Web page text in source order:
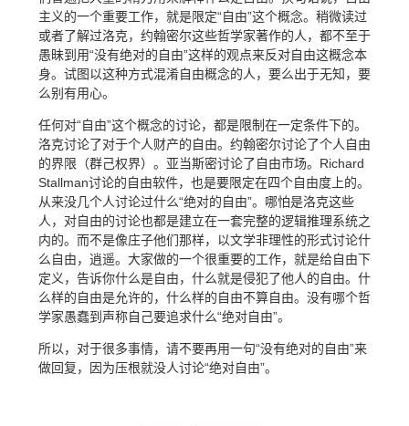
主义的一个重要工作，就是限定“自由”这个概念。稍微读过
或者了解过洛克，约翰密尔这些哲学家著作的人，都不至于
愚昧到用“没有绝对的自由”这样的观点来反对自由这概念本
身。试图以这种方式混淆自由概念的人，要么出于无知，要
么别有用心。
任何对“自由”这个概念的讨论，都是限制在一定条件下的。
洛克讨论了对于个人财产的自由。约翰密尔讨论了个人自由
的界限（群己权界）。亚当斯密讨论了自由市场。Richard
Stallman讨论的自由软件，也是要限定在四个自由度上的。
从来没几个人讨论过什么“绝对的自由”。哪怕是洛克这些
人，对自由的讨论也都是建立在一套完整的逻辑推理系统之
内的。而不是像庄子他们那样，以文学非理性的形式讨论什
么自由，逍遥。大家做的一个很重要的工作，就是给自由下
定义，告诉你什么是自由，什么就是侵犯了他人的自由。什
么样的自由是允许的，什么样的自由不算自由。没有哪个哲
学家愚蠢到声称自己要追求什么“绝对自由”。
所以，对于很多事情，请不要再用一句“没有绝对的自由”来
做回复，因为压根就没人讨论“绝对自由”。